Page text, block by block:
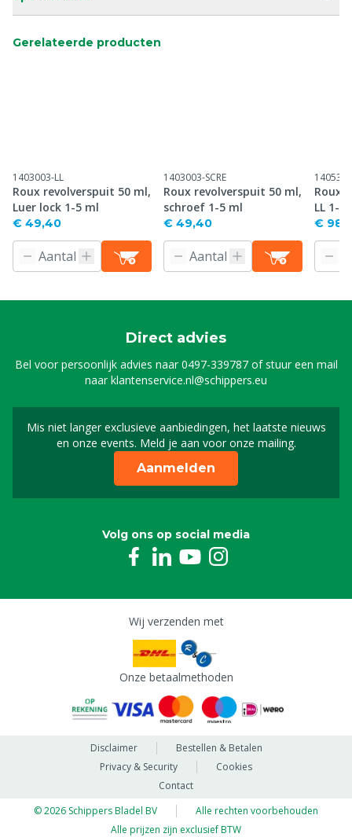
Gerelateerde producten
1403003-LL
Roux revolverspuit 50 ml,
Luer lock 1-5 ml
€ 49,40
1403003-SCRE
Roux revolverspuit 50 ml,
schroef 1-5 ml
€ 49,40
Roux
LL 1-5
€
Direct advies
Bel voor persoonlijk advies naar0497-339787of stuur een mail
naarklantenservice.nl@schippers.eu
Mis niet langer exclusieve aanbiedingen, het laatste nieuws
en onze events. Meld je aan voor onze mailing.
Schrijf je in voor onze
Aanmelden
Volg ons op social media
Wij verzenden met
Onze betaalmethoden
Disclaimer
Bestellen & Betalen
Privacy & Security
Cookies
Contact
© 2026 Schippers Bladel BV
Alle rechten voorbehouden
Alle prijzen zijn exclusief BTW